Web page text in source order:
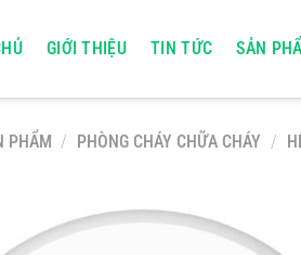
GIỚI THIỆU TIN TỨC SẢN
PHẨM / PHÒNG CHÁY CHỮA CHÁY /